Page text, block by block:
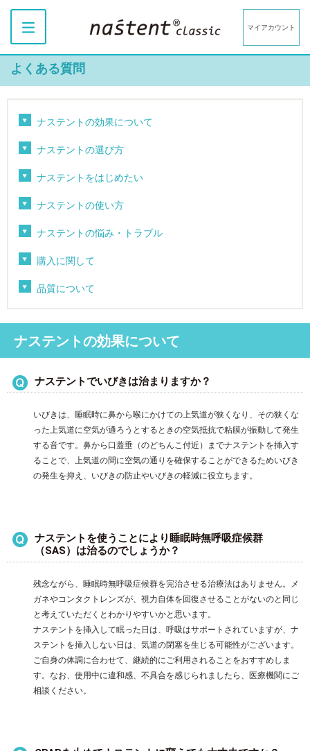
マイアカウント
よくある質問
ナステントの効果について
ナステントの選び方
ナステントをはじめたい
ナステントの使い方
ナステントの悩み・トラブル
購入に関して
品質について
ナステントの効果について
ナステントでいびきは治まりますか？
いびきは、睡眠時に鼻から喉にかけての上気道が狭くなり、その狭くな
った上気道に空気が通ろうとするときの空気抵抗で粘膜が振動して発生
する音です。鼻から口蓋垂（のどちんこ付近）までナステントを挿入す
ることで、上気道の間に空気の通りを確保することができるためいびき
の発生を抑え、いびきの防止やいびきの軽減に役立ちます。
ナステントを使うことにより睡眠時無呼吸症候群
（SAS）は治るのでしょうか？
残念ながら、睡眠時無呼吸症候群を完治させる治療法はありません。メ
ガネやコンタクトレンズが、視力自体を回復させることがないのと同じ
と考えていただくとわかりやすいかと思います。
ナステントを挿入して眠った日は、呼吸はサポートされていますが、ナ
ステントを挿入しない日は、気道の閉塞を生じる可能性がございます。
ご自身の体調に合わせて、継続的にご利用されることをおすすめしま
す。なお、使用中に違和感、不具合を感じられましたら、医療機関にご
相談ください。